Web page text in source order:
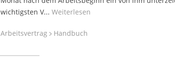
wichtigsten V... Weiterlesen
Arbeitsvertrag Handbuch